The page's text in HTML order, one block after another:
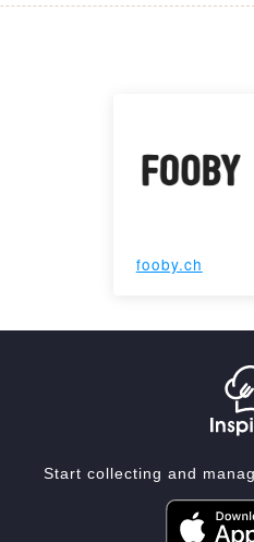
fooby.ch
Start collecting and